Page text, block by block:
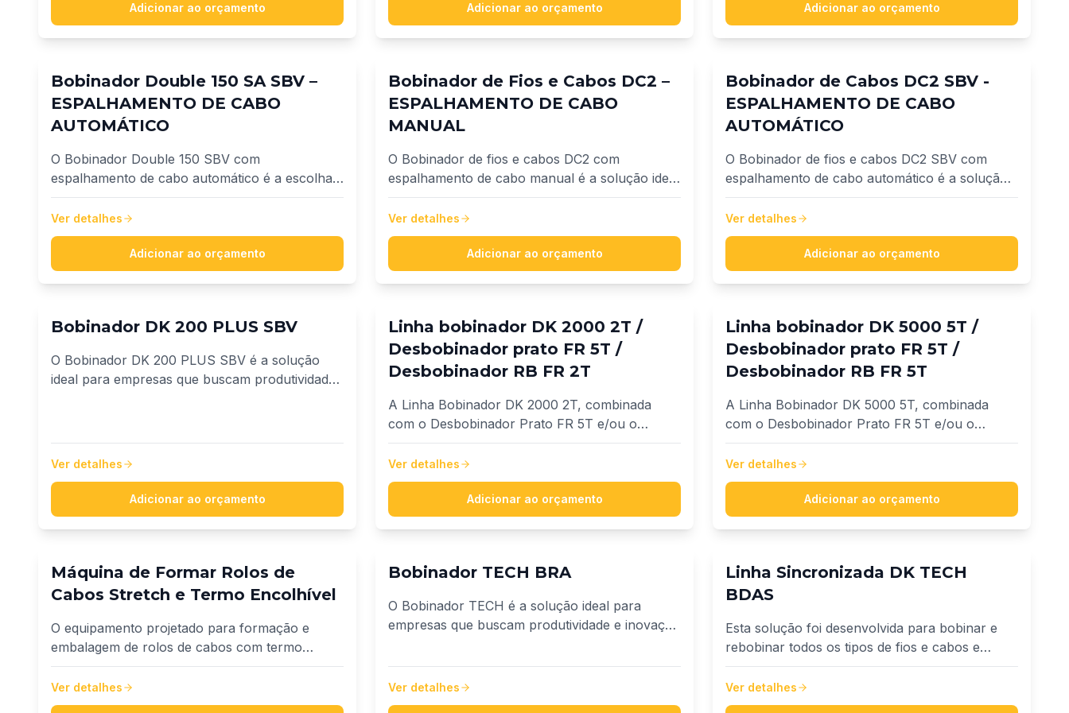
mm² até 500 mm²Adicionar ao orçamento
cabos, de 1,5 mm² até 500 mm²
Adicionar ao orçamento
cabos, de 1,5 mm² até 500 mm².
Adicionar ao orçamento
Bobinador Double 150 SA SBV –
ESPALHAMENTO DE CABO
AUTOMÁTICO
O Bobinador Double 150 SBV com
espalhamento de cabo automático é a escolha
ideal para empresas que buscam produtividade,
precisão e inovação no fracionamento de fios e
cabos. Desenvolvido para atender uma ampla
faixa de cabos, de 1,5 mm² até 500 mm².
Ver detalhes
Adicionar ao orçamento
Bobinador de Fios e Cabos DC2 –
ESPALHAMENTO DE CABO
MANUAL
O Bobinador de fios e cabos DC2 com
espalhamento de cabo manual é a solução ideal
para empresas que buscam produtividade,
precisão e inovação no fracionamento de fios e
cabos. Desenvolvido para atender uma ampla
faixa de cabos, de 1,5 mm² até 240 mm².
Ver detalhes
Adicionar ao orçamento
Bobinador de Cabos DC2 SBV -
ESPALHAMENTO DE CABO
AUTOMÁTICO
O Bobinador de fios e cabos DC2 SBV com
espalhamento de cabo automático é a solução
ideal para empresas que buscam produtividade,
precisão e inovação no fracionamento de fios e
cabos. Desenvolvido para atender uma ampla
faixa de cabos, de 1,5 mm² até 240 mm².
Ver detalhes
Adicionar ao orçamento
Bobinador DK 200 PLUS SBV
O Bobinador DK 200 PLUS SBV é a solução
ideal para empresas que buscam produtividade,
Ver detalhes
Adicionar ao orçamento
Linha bobinador DK 2000 2T /
Desbobinador prato FR 5T /
Desbobinador RB FR 2T
A Linha Bobinador DK 2000 2T, combinada
com o Desbobinador Prato FR 5T e/ou o
Desbobinador RB FR 2T, foi desenvolvida para
operações de rebobinamento, medição e
transferência de fios e cabos entre bobinas,
além da confecção de rolos de menor porte.
Ver detalhes
Adicionar ao orçamento
Linha bobinador DK 5000 5T /
Desbobinador prato FR 5T /
Desbobinador RB FR 5T
A Linha Bobinador DK 5000 5T, combinada
com o Desbobinador Prato FR 5T e/ou o
Desbobinador RB FR 5T, foi desenvolvida para
operações de rebobinamento, medição e
transferência de fios e cabos entre bobinas,
além da confecção de rolos de menor porte.
Ver detalhes
Adicionar ao orçamento
Máquina de Formar Rolos de
Cabos Stretch e Termo Encolhível
O equipamento projetado para formação e
embalagem de rolos de cabos com termo
encolhível, sistema destinado para otimizar o
processo de formação, compactação e
embalagem de rolos de cabos, proporcionando
Ver detalhes
Bobinador TECH BRA
O Bobinador TECH é a solução ideal para
empresas que buscam produtividade e inovação
bobinas de cabos. Fracionar cabos em carretéis
de até 2800mm de diâmetro.
Ver detalhes
Linha Sincronizada DK TECH
BDAS
Esta solução foi desenvolvida para bobinar e
rebobinar todos os tipos de fios e cabos e
qualquer material que utilize bobinas, dos mais
variados diâmetros. Projetado para suspender
bobinas de até 4000kg. Suporta bobinas com
Ver detalhes